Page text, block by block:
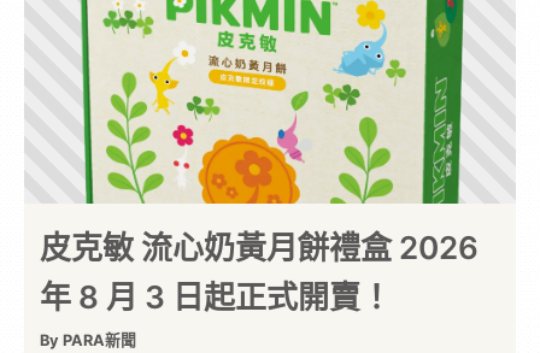
皮克敏 流心奶黃月餅禮盒 2026
年 8 月 3 日起正式開賣！
By PARA新聞